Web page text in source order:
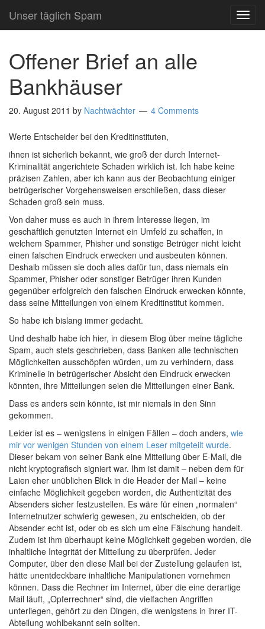
Unser täglich Spam
Offener Brief an alle
Bankhäuser
20. August 2011 by Nachtwächter 4 Comments
Werte Entscheider bei den Kreditinstituten,
ihnen ist sicherlich bekannt, wie groß der durch Internet-
Kriminalität angerichtete Schaden wirklich ist. Ich habe keine
präzisen Zahlen, aber ich kann aus der Beobachtung einiger
betrügerischer Vorgehensweisen erschließen, dass dieser
Schaden groß sein muss.
Von daher muss es auch in ihrem Interesse liegen, im
geschäftlich genutzten Internet ein Umfeld zu schaffen, in
welchem Spammer, Phisher und sonstige Betrüger nicht leicht
einen falschen Eindruck erwecken und ausbeuten können.
Deshalb müssen sie doch alles dafür tun, dass niemals ein
Spammer, Phisher oder sonstiger Betrüger ihren Kunden
gegenüber erfolgreich den falschen Eindruck erwecken könnte,
dass seine Mitteilungen von einem Kreditinstitut kommen.
So habe ich bislang immer gedacht.
Und deshalb habe ich hier, in diesem Blog über meine tägliche
Spam, auch stets geschrieben, dass Banken alle technischen
Möglichkeiten ausschöpfen würden, um zu verhindern, dass
Kriminelle in betrügerischer Absicht den Eindruck erwecken
könnten, ihre Mitteilungen seien die Mitteilungen einer Bank.
Dass es anders sein könnte, ist mir niemals in den Sinn
gekommen.
Leider ist es – wenigstens in einigen Fällen – doch anders, wie
mir vor wenigen Stunden von einem Leser mitgeteilt wurde.
Dieser bekam von seiner Bank eine Mitteilung über E-Mail, die
nicht kryptografisch signiert war. Ihm ist damit – neben dem für
Laien eher unüblichen Blick in die Header der Mail – keine
einfache Möglichkeit gegeben worden, die Authentizität des
Absenders sicher festzustellen. Es wäre für einen „normalen“
Internetnutzer schwierig gewesen, zu entscheiden, ob der
Absender echt ist, oder ob es sich um eine Fälschung handelt.
Zudem ist ihm überhaupt keine Möglichkeit gegeben worden, die
inhaltliche Integrität der Mitteilung zu überprüfen. Jeder
Computer, über den diese Mail bei der Zustellung gelaufen ist,
hätte unentdeckbare inhaltliche Manipulationen vornehmen
können. Dass die Rechner im Internet, über die eine derartige
Mail läuft, „Opferrechner“ sind, die vielfachen Angriffen
unterliegen, gehört zu den Dingen, die wenigstens in ihrer IT-
Abteilung wohlbekannt sein sollten.